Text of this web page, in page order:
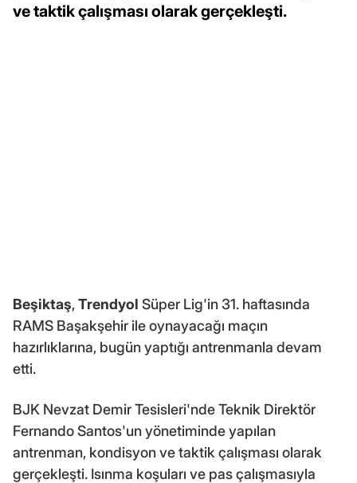
ve taktik çalışması olarak gerçekleşti.
Beşiktaş,Trendyol Süper Lig'in 31. haftasında
RAMS Başakşehir ile oynayacağı maçın
hazırlıklarına, bugün yaptığı antrenmanla devam
etti.
BJK Nevzat Demir Tesisleri'nde Teknik Direktör
Fernando Santos'un yönetiminde yapılan
antrenman, kondisyon ve taktik çalışması olarak
gerçekleşti. Isınma koşuları ve pas çalışmasıyla